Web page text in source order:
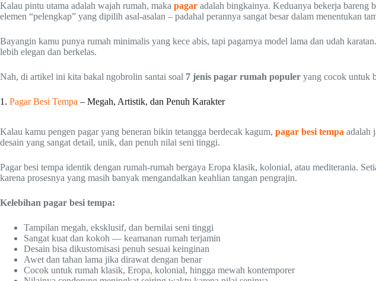
Kalau pintu utama adalah wajah rumah, maka pagar adalah bingkainya. Keduanya bekerja bareng
elemen “pelengkap” yang dipilih asal-asalan – padahal perannya sangat besar dalam menentukan
Bayangin kamu punya rumah minimalis yang kece abis, tapi pagarnya model lama dan udah
lebih elegan dan berkelas.
Nah, di artikel ini kita bakal ngobrolin santai soal 7 jenis pagar rumah populer yang cocok untuk
1. Pagar Besi Tempa – Megah, Artistik, dan Penuh Karakter
Kalau kamu pengen pagar yang beneran bikin tetangga berdecak kagum, pagar besi tempa adalah
desain yang sangat detail, unik, dan penuh nilai seni tinggi.
Pagar besi tempa identik dengan rumah-rumah bergaya Eropa klasik, kolonial, atau mediterania.
karena prosesnya yang masih banyak mengandalkan keahlian tangan pengrajin.
Kelebihan pagar besi tempa:
Tampilan megah, eksklusif, dan bernilai seni tinggi
Sangat kuat dan kokoh — keamanan rumah terjamin
Desain bisa dikustomisasi penuh sesuai keinginan
Awet dan tahan lama jika dirawat dengan benar
Cocok untuk rumah klasik, Eropa, kolonial, hingga mewah kontemporer